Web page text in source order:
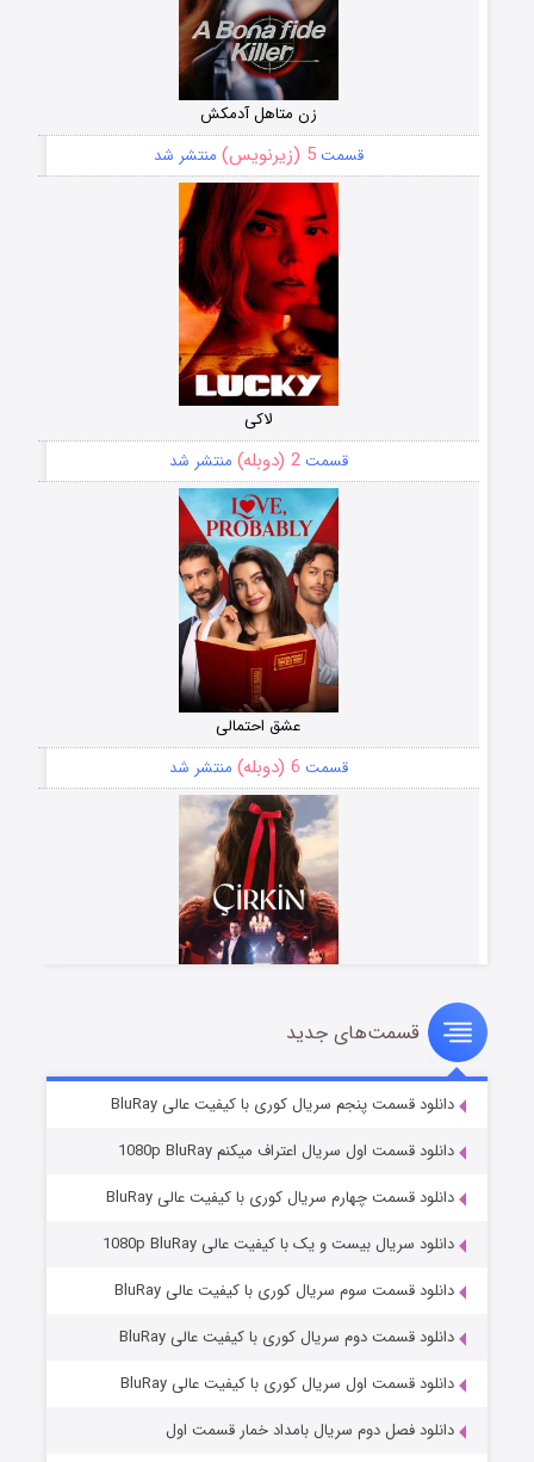
زن متاهل آدمکش
قسمت5 (زیرنویس) منتشر شد
لاکی
قسمت2 (دوبله) منتشر شد
عشق احتمالی
قسمت 6 (دوبله) منتشر شد
سریال زشت
قسمت5 (زیرنویس) منتشر شد
وستی ها
قسمت1 (زیرنویس) منتشر شد
قسمت‌های جدید
دانلود قسمت پنجم سریال کوری با کیفیت عالی BluRay
دانلود قسمت اول سریال اعتراف میکنم 1080p BluRay
دانلود قسمت چهارم سریال کوری با کیفیت عالی BluRay
دانلود سریال بیست و یک با کیفیت عالی 1080p BluRay
دانلود قسمت سوم سریال کوری با کیفیت عالی BluRay
دانلود قسمت دوم سریال کوری با کیفیت عالی BluRay
دانلود قسمت اول سریال کوری با کیفیت عالی BluRay
دانلود فصل دوم سریال بامداد خمار قسمت اول